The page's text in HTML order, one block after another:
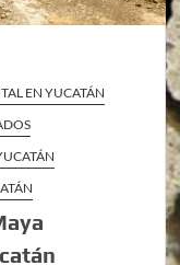
EN YUCATÁN